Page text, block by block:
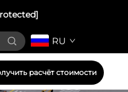
RU
расчёт стоимости